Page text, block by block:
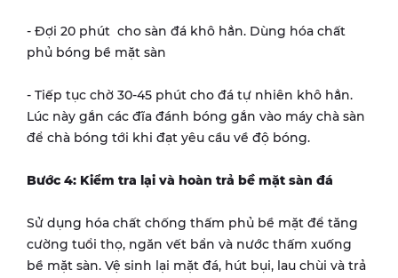
- Đợi 20 phút cho sàn đá khô hẳn. Dùng hóa chất
phủ bóng bề mặt sàn
- Tiếp tục chờ 30-45 phút cho đá tự nhiên khô hẳn.
Lúc này gắn các đĩa đánh bóng gắn vào máy chà sàn
để chà bóng tới khi đạt yêu cầu về độ bóng.
Bước 4: Kiểm tra lại và hoàn trả bề mặt sàn đá
Sử dụng hóa chất chống thấm phủ bề mặt để tăng
cường tuổi thọ, ngăn vết bẩn và nước thấm xuống
bề mặt sàn. Vệ sinh lại mặt đá, hút bụi, lau chùi và trả